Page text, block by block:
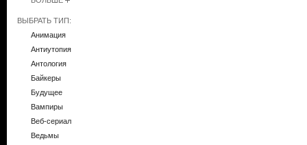
ВЫБРАТЬ ТИП:
Анимация
Антиутопия
Антология
Байкеры
Будущее
Вампиры
Веб-сериал
Ведьмы